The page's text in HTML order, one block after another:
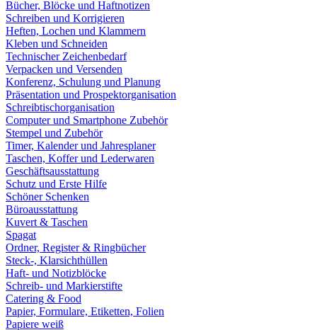
Bücher, Blöcke und Haftnotizen
Schreiben und Korrigieren
Heften, Lochen und Klammern
Kleben und Schneiden
Technischer Zeichenbedarf
Verpacken und Versenden
Konferenz, Schulung und Planung
Präsentation und Prospektorganisation
Schreibtischorganisation
Computer und Smartphone Zubehör
Stempel und Zubehör
Timer, Kalender und Jahresplaner
Taschen, Koffer und Lederwaren
Geschäftsausstattung
Schutz und Erste Hilfe
Schöner Schenken
Büroausstattung
Kuvert & Taschen
Spagat
Ordner, Register & Ringbücher
Steck-, Klarsichthüllen
Haft- und Notizblöcke
Schreib- und Markierstifte
Catering & Food
Papier, Formulare, Etiketten, Folien
Papiere weiß